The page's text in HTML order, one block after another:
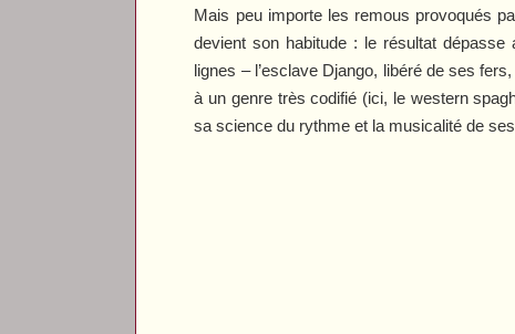
Mais peu importe les remous provoqués
devient son habitude : le résultat dépasse
lignes – l’esclave Django, libéré de ses
à un genre très codifié (ici, le western
sa science du rythme et la musicalité de